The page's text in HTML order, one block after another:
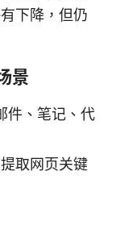
下降，但仍
景
件、笔记、代
取网页关键